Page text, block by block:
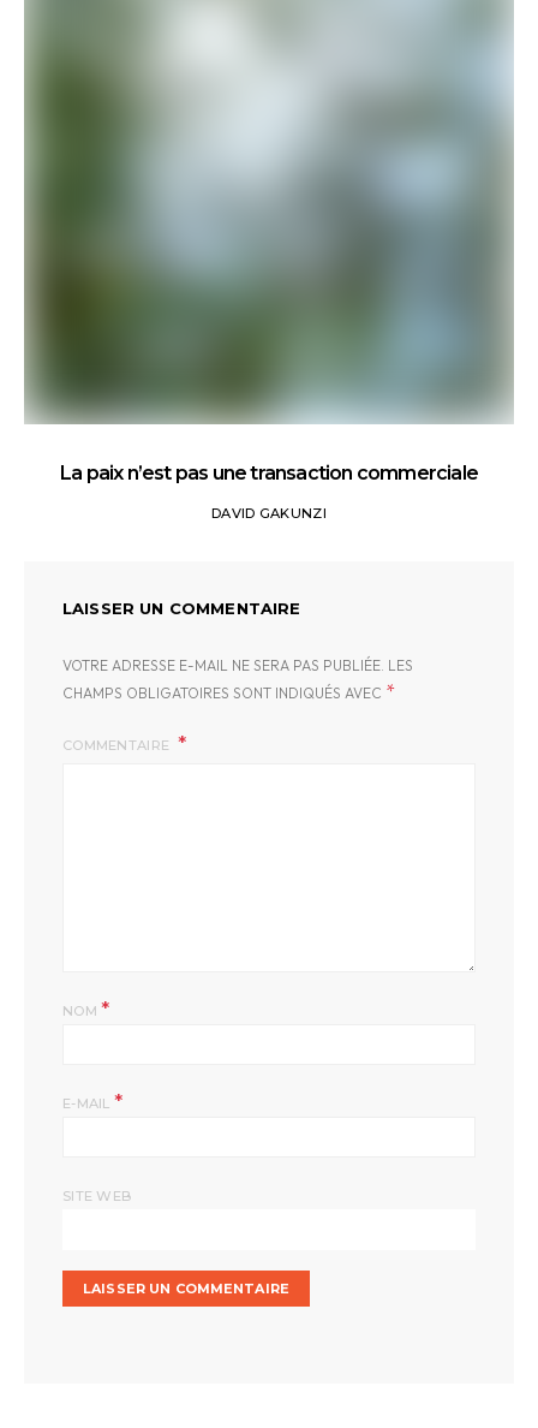
La paix n’est pas une transaction commerciale
DAVID GAKUNZI
LAISSER UN COMMENTAIRE
VOTRE ADRESSE E-MAIL NE SERA PAS PUBLIÉE. LES
CHAMPS OBLIGATOIRES SONT INDIQUÉS AVEC *
COMMENTAIRE
NOM*
E-MAIL *
SITE WEB